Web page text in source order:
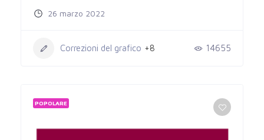
26 marzo 2022
Correzioni del grafico +8 14655
POPOLARE